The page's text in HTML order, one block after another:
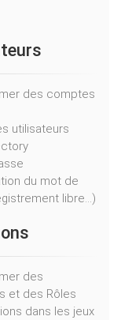
des comptes
utilisateurs
du mot de
libre...)
des
et des Rôles
dans les jeux